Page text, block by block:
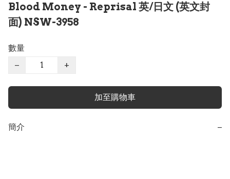
Blood Money - Reprisal 英/日文 (英文封
面) NSW-3958
數量
−
+
加至購物車
簡介 −